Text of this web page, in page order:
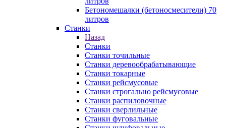
Бетономешалки (бетоносмесители) 70
литров
Станки
Назад
Станки
Станки точильные
Станки деревообрабатывающие
Станки токарные
Станки рейсмусовые
Станки строгально рейсмусовые
Станки распиловочные
Станки сверлильные
Станки фуговальные